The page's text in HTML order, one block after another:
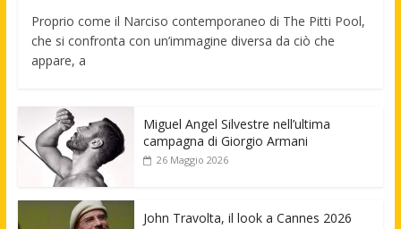
Proprio come il Narciso contemporaneo di The Pitti Pool,
che si confronta con un’immagine diversa da ciò che
appare, a
Miguel Angel Silvestre nell’ultima
campagna di Giorgio Armani
26 Maggio 2026
John Travolta, il look a Cannes 2026